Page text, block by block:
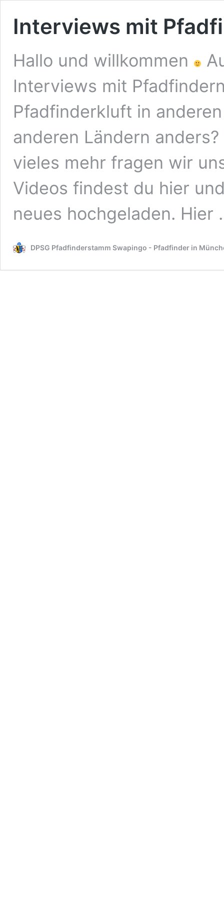
Interviews mit
Hallo und willkommen
Interviews mit
Pfadfinderkluft in
anderen Ländern
vieles mehr fragen wir
Videos findest du hier
neues hochgeladen.
DPSG Pfadfinderstamm Swapingo - Pfadfinder in